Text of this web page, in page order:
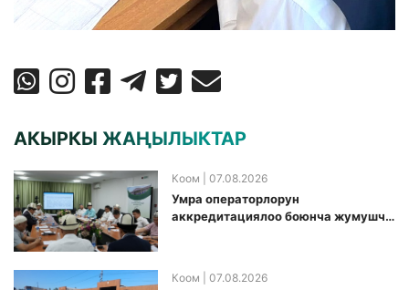
АКЫРКЫ ЖАҢЫЛЫКТАР
Коом | 07.08.2026
Умра операторлорун
аккредитациялоо боюнча жумушчу
Коом | 07.08.2026